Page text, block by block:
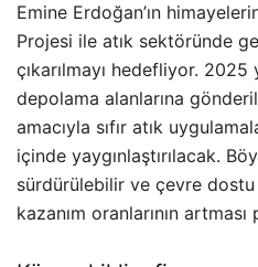
Emine Erdoğan’ın
Projesi ile atık sektöründe
çıkarılmayı hedefliyor. 2025
depolama alanlarına
amacıyla sıfır atık
içinde yaygınlaştırılacak.
sürdürülebilir ve çevre dostu
kazanım oranlarının artması